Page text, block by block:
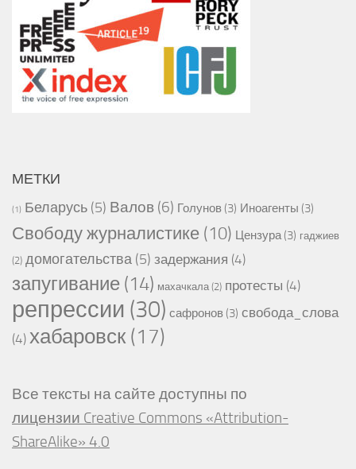
МЕТКИ
(1) Беларусь (5) Валов (6) Голунов (3) Иноагенты (3)
Свободу журналистике (10) Цензура (3) гаджиев
(2) домогательства (5) задержания (4)
запугивание (14) махачкала(2) протесты (4)
репрессии (30) сафронов (3) свобода_слова
(4) хабаровск(17)
Все тексты на сайте доступны по
лицензии Creative Commons «Attribution-
ShareAlike» 4.0